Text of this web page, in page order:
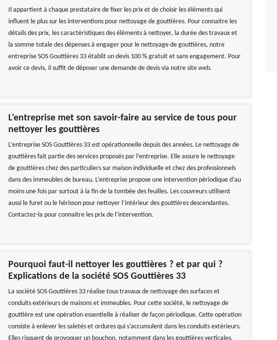
Il appartient à chaque prestataire de fixer les prix et de choisir les éléments qui
influent le plus sur les interventions pour nettoyage de gouttières. Pour connaitre les
détails des prix, les caractéristiques des éléments à nettoyer, la durée des travaux et
la somme totale des dépenses à engager pour le nettoyage de gouttières, notre
entreprise SOS Gouttières 33 établit un devis 100 % gratuit et sans engagement. Pour
avoir ce devis, il suffit de déposer une demande de devis via notre site web.
L’entreprise met son savoir-faire au service de tous pour
nettoyer les gouttières
L’entreprise SOS Gouttières 33 est opérationnelle depuis des années. Le nettoyage de
gouttières fait partie des services proposés par l’entreprise. Elle assure le nettoyage
de gouttières chez des particuliers sur maison individuelle et chez des professionnels
dans des immeubles de bureau. L’entreprise propose une intervention périodique d’au
moins une fois par surtout à la fin de la tombée des feuilles. Les couvreurs utilisent
aussi le furet ou le hérisson pour nettoyer l’intérieur des gouttières descendantes.
Contactez-la pour connaitre les prix de l’intervention.
Pourquoi faut-il nettoyer les gouttières ? et par qui ?
Explications de la société SOS Gouttières 33
La société SOS Gouttières 33 réalise tous travaux de nettoyage des surfaces et
conduits extérieurs de maisons et immeubles. Pour cette société, le nettoyage de
gouttière est une opération essentielle à réaliser de façon périodique. Cette opération
consiste à enlever les saletés et ordures qui s’accumulent dans les conduits extérieurs.
Elles risquent de provoquer un bouchon, notamment dans les gouttières verticales.